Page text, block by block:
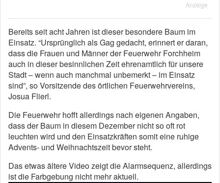
Anzeige
Bereits seit acht Jahren ist dieser besondere Baum im
Einsatz. “Ursprünglich als Gag gedacht, erinnert er daran,
dass die Frauen und Männer der Feuerwehr Forchheim
auch in dieser besinnlichen Zeit ehrenamtlich für unsere
Stadt – wenn auch manchmal unbemerkt – im Einsatz
sind”, so Vorsitzende des örtlichen Feuerwehrvereins,
Josua Flierl.
Die Feuerwehr hofft allerdings nach eigenen Angaben,
dass der Baum in diesem Dezember nicht so oft rot
leuchten wird und den Einsatzkräften somit eine ruhige
Advents- und Weihnachtszeit bevor steht.
Das etwas ältere Video zeigt die Alarmsequenz, allerdings
ist die Farbgebung nicht mehr aktuell.